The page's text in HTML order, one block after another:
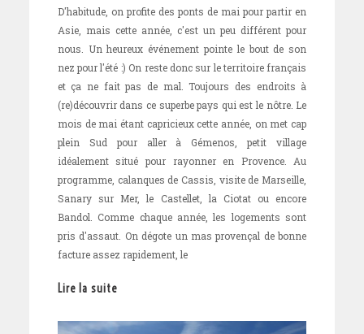
D'habitude, on profite des ponts de mai pour partir en
Asie, mais cette année, c'est un peu différent pour
nous. Un heureux événement pointe le bout de son
nez pour l'été :) On reste donc sur le territoire français
et ça ne fait pas de mal. Toujours des endroits à
(re)découvrir dans ce superbe pays qui est le nôtre. Le
mois de mai étant capricieux cette année, on met cap
plein Sud pour aller à Gémenos, petit village
idéalement situé pour rayonner en Provence. Au
programme, calanques de Cassis, visite de Marseille,
Sanary sur Mer, le Castellet, la Ciotat ou encore
Bandol. Comme chaque année, les logements sont
pris d'assaut. On dégote un mas provençal de bonne
facture assez rapidement, le
Lire la suite